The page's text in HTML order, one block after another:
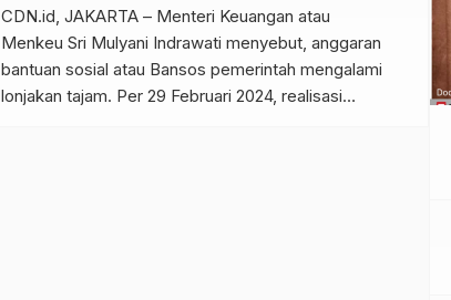
CDN.id, JAKARTA – Menteri Keuangan atau
Menkeu Sri Mulyani Indrawati menyebut, anggaran
bantuan sosial atau Bansos pemerintah mengalami
lonjakan tajam. Per 29 Februari 2024, realisasi